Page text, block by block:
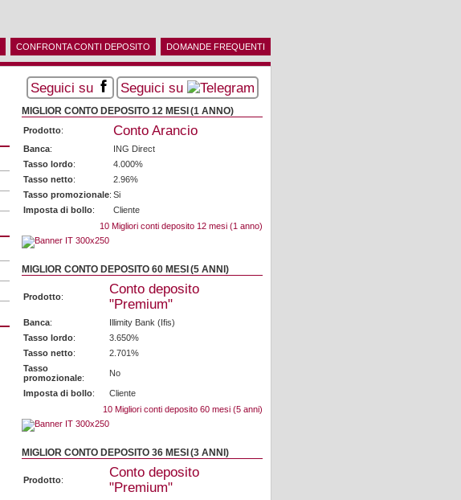
CONFRONTA CONTI DEPOSITO DOMANDE FREQUENTI
Seguici su Seguici su
MIGLIOR CONTO DEPOSITO 12 MESI (1 ANNO)
Prodotto: Conto Arancio
Banca:
ING Direct
Tasso lordo:
4.000%
Tasso netto:
2.96%
Tasso promozionale: Si
Imposta di bollo:
Cliente
10 Migliori conti deposito 12 mesi (1 anno)
MIGLIOR CONTO DEPOSITO 60 MESI (5 ANNI)
Prodotto:
Conto deposito
"Premium"
Banca:
Illimity Bank (Ifis)
Tasso lordo:
3.650%
Tasso netto:
2.701%
Tasso
promozionale: No
Imposta di bollo:
Cliente
10 Migliori conti deposito 60 mesi (5 anni)
MIGLIOR CONTO DEPOSITO 36 MESI (3 ANNI)
Prodotto:
Conto deposito
"Premium"